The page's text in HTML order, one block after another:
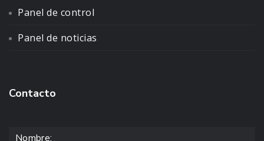
Panel de control
Panel de noticias
Contacto